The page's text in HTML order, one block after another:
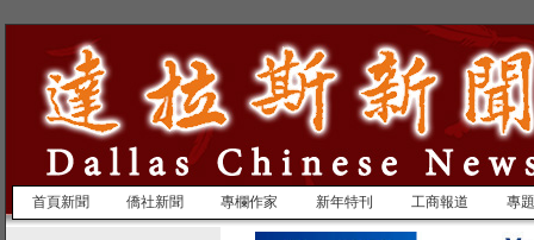
首頁新聞 僑社新聞 專欄作家 新年特刊 工商報道 專